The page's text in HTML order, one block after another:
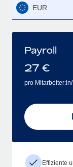
EUR
Payroll
27 €
pro
Effiziente